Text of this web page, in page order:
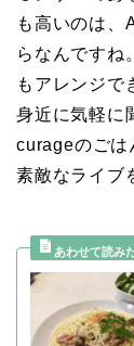
も高いのは、
らなんですね
もアレンジで
身近に気軽に
curageのごは
素敵なライブ